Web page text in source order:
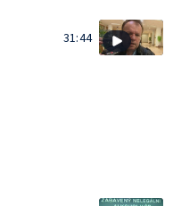
31:44